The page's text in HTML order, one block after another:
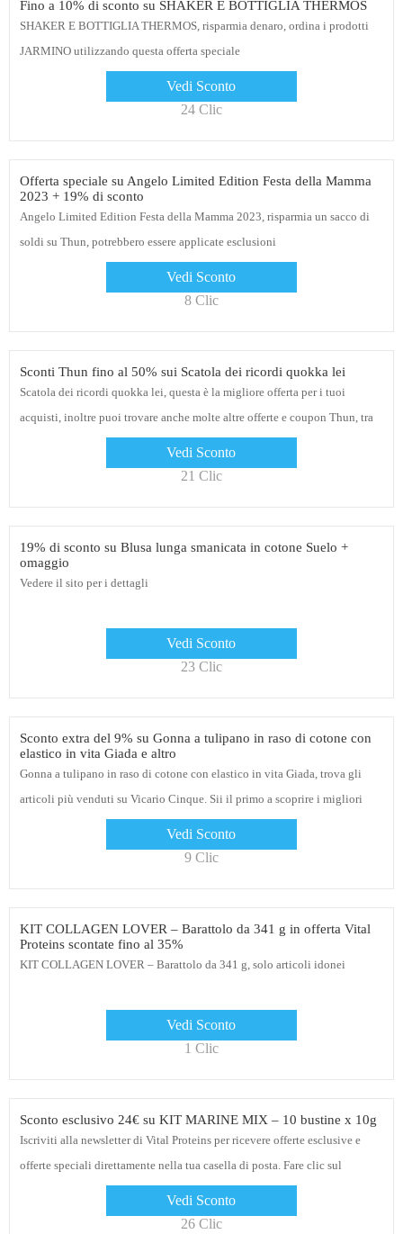
Fino a 10% di sconto su SHAKER E BOTTIGLIA THERMOS
SHAKER E BOTTIGLIA THERMOS, risparmia denaro, ordina i prodotti
JARMINO utilizzando questa offerta speciale
Vedi Sconto
24 Clic
Offerta speciale su Angelo Limited Edition Festa della Mamma
2023 + 19% di sconto
Angelo Limited Edition Festa della Mamma 2023, risparmia un sacco di
soldi su Thun, potrebbero essere applicate esclusioni
Vedi Sconto
8 Clic
Sconti Thun fino al 50% sui Scatola dei ricordi quokka lei
Scatola dei ricordi quokka lei, questa è la migliore offerta per i tuoi
acquisti, inoltre puoi trovare anche molte altre offerte e coupon Thun, tra
Vedi Sconto
21 Clic
19% di sconto su Blusa lunga smanicata in cotone Suelo +
omaggio
Vedere il sito per i dettagli
Vedi Sconto
23 Clic
Sconto extra del 9% su Gonna a tulipano in raso di cotone con
elastico in vita Giada e altro
Gonna a tulipano in raso di cotone con elastico in vita Giada, trova gli
articoli più venduti su Vicario Cinque. Sii il primo a scoprire i migliori
Vedi Sconto
9 Clic
KIT COLLAGEN LOVER – Barattolo da 341 g in offerta Vital
Proteins scontate fino al 35%
KIT COLLAGEN LOVER – Barattolo da 341 g, solo articoli idonei
Vedi Sconto
1 Clic
Sconto esclusivo 24€ su KIT MARINE MIX – 10 bustine x 10g
Iscriviti alla newsletter di Vital Proteins per ricevere offerte esclusive e
offerte speciali direttamente nella tua casella di posta. Fare clic sul
Vedi Sconto
26 Clic